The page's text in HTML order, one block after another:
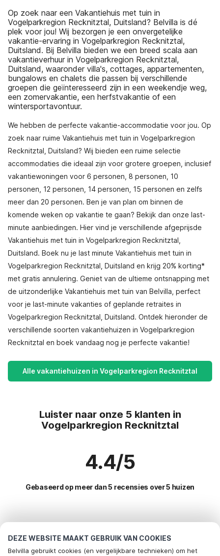
DEZE WEBSITE MAAKT GEBRUIK VAN COOKIES
Belvilla gebruikt cookies (en vergelijkbare technieken) om het
Op zoek naar een Vakantiehuis met tuin in
Vogelparkregion Recknitztal, Duitsland? Belvilla is dé
plek voor jou! Wij bezorgen je een onvergetelijke
vakantie-ervaring in Vogelparkregion Recknitztal,
Duitsland. Bij Belvilla bieden we een breed scala aan
vakantieverhuur in Vogelparkregion Recknitztal,
Duitsland, waaronder villa's, cottages, appartementen,
bungalows en chalets die passen bij verschillende
groepen die geïnteresseerd zijn in een weekendje weg,
een zomervakantie, een herfstvakantie of een
wintersportavontuur.
We hebben de perfecte vakantie-accommodatie voor jou. Op
zoek naar ruime Vakantiehuis met tuin in Vogelparkregion
Recknitztal, Duitsland? Wij bieden een ruime selectie
accommodaties die ideaal zijn voor grotere groepen, inclusief
vakantiewoningen voor 6 personen, 8 personen, 10
personen, 12 personen, 14 personen, 15 personen en zelfs
meer dan 20 personen. Ben je van plan om binnen de
komende weken op vakantie te gaan? Bekijk dan onze last-
minute aanbiedingen. Hier vind je verschillende afgeprijsde
Vakantiehuis met tuin in Vogelparkregion Recknitztal,
Duitsland. Boek nu je last minute Vakantiehuis met tuin in
Vogelparkregion Recknitztal, Duitsland en krijg 20% korting*
met gratis annulering. Geniet van de ultieme ontsnapping met
de uitzonderlijke Vakantiehuis met tuin van Belvilla, perfect
voor je last-minute vakanties of geplande retraites in
Vogelparkregion Recknitztal, Duitsland. Ontdek hieronder de
verschillende soorten vakantiehuizen in Vogelparkregion
Recknitztal en boek vandaag nog je perfecte vakantie!
Alle vakantiehuizen in Vogelparkregion Recknitztal
Luister naar onze 5 klanten in
Vogelparkregion Recknitztal
4.4/5
Gebaseerd op meer dan 5 recensies over 5 huizen
vakantie